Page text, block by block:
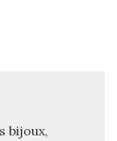
bijoux,